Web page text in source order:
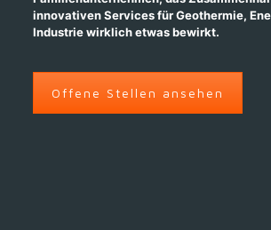
innovativen Services für Geothermie,
Industrie wirklich etwas bewirkt.
Offene Stellen ansehen